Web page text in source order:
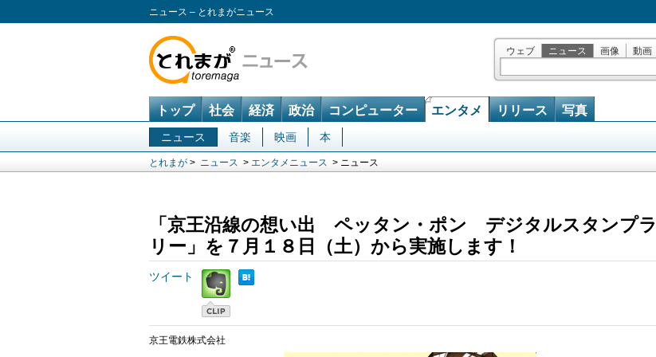
ニュース – とれまがニュース
ウェブ ニュース 画像 動画
トップ 社会 経済 政治 コンピューター エンタメ リリース 写真
ニュース 音楽 映画 本
とれまが > ニュース > エンタメニュース > ニュース
「京王沿線の想い出 ペッタン・ポン デジタルスタンプラ
リー」を７月１８日（土）から実施します！
ツイート
京王電鉄株式会社